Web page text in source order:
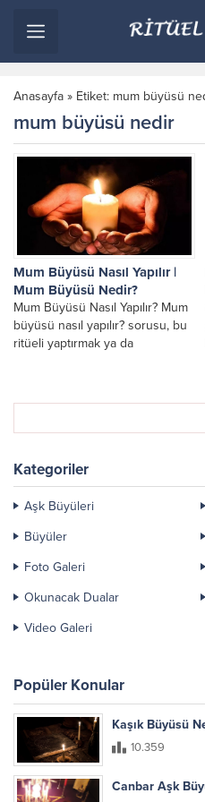
Anasayfa » Etiket: mum büyüsü
mum büyüsü nedir
Mum Büyüsü Nasıl Yapılır |
Mum Büyüsü Nedir?
Mum Büyüsü Nasıl Yapılır? Mum
büyüsü nasıl yapılır? sorusu, bu
ritüeli yaptırmak ya da
Kategoriler
Aşk Büyüleri
Büyüler
Foto Galeri
Okunacak Dualar
Video Galeri
Popüler Konular
Kaşık Büyüsü
10.359
Canbar Aşk